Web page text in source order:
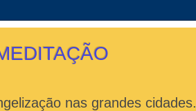
nas grandes cidades.